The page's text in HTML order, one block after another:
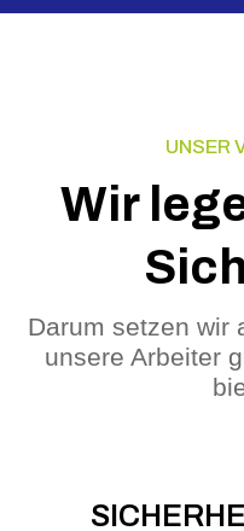
UNSER
Wir
Darum setzen wir
unsere Arbeiter